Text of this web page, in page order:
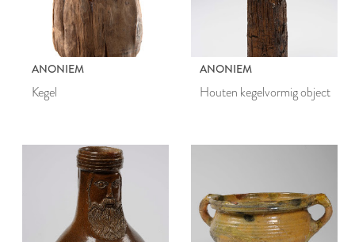
ANONIEM
Kegel
ANONIEM
Houten kegelvormig object